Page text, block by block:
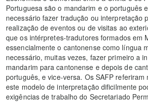
Portuguesa são o mandarim e o português
necessário fazer tradução ou interpretação
realização de eventos ou de visitas ao
que os intérpretes-tradutores formados em
essencialmente o cantonense como língua
necessário, muitas vezes, fazer primeiro a
mandarim para cantonense e depois de
português, e vice-versa. Os SAFP
este modelo de interpretação dificilmente
exigências de trabalho do Secretariado